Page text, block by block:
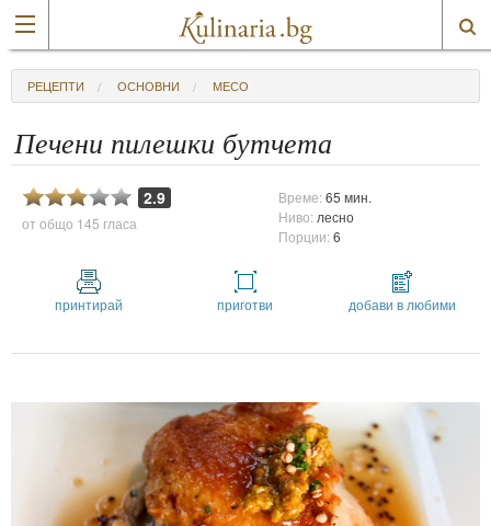
РЕЦЕПТИ ОСНОВНИ МЕСО
Печени пилешки бутчета
2.9
от общо 145 гласа
Време:65 мин.
Ниво: лесно
Порции:6
принтирай приготви добави в любими